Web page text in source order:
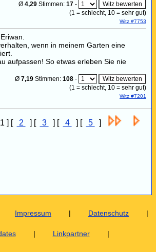
Ø 4,29 Stimmen: 17 -
(1 = schlecht, 10 = sehr gut)
Witz #7753
wenn in meinem Garten eine
aufpassen! So etwas erleben Sie nie
Ø 7,19 Stimmen: 108 -
(1 = schlecht, 10 = sehr gut)
Witz #7201
] [ 2 ] [ 3 ] [ 4 ] [ 5 ]
Impressum | Datenschutz |
| Linkpartner |